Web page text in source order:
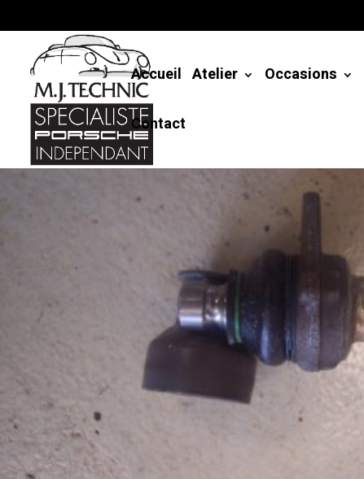
Accueil Atelier Occasions
Contact